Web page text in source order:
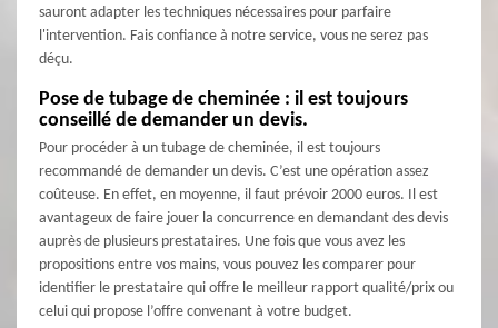
sauront adapter les techniques nécessaires pour parfaire
l'intervention. Fais confiance à notre service, vous ne serez pas
déçu.
Pose de tubage de cheminée : il est toujours
conseillé de demander un devis.
Pour procéder à un tubage de cheminée, il est toujours
recommandé de demander un devis. C’est une opération assez
coûteuse. En effet, en moyenne, il faut prévoir 2000 euros. Il est
avantageux de faire jouer la concurrence en demandant des devis
auprès de plusieurs prestataires. Une fois que vous avez les
propositions entre vos mains, vous pouvez les comparer pour
identifier le prestataire qui offre le meilleur rapport qualité/prix ou
celui qui propose l’offre convenant à votre budget.